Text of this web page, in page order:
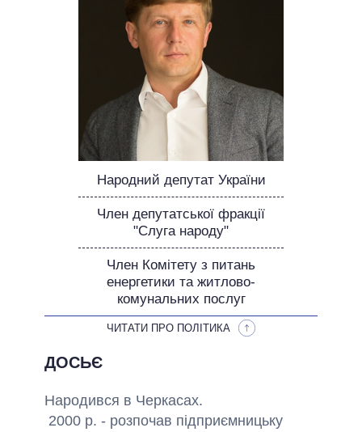
ОБІЦЯНКИ У ПРОЦЕСІ
ВСІ ОБІЦЯНКИ
АРХІВНІ ОБІЦЯНКИ
Народний депутат України
Член депутатської фракції
"Слуга народу"
Член Комітету з питань
енергетики та житлово-
комунальних послуг
ЧИТАТИ ПРО ПОЛІТИКА
ДОСЬЄ
Народився в Черкасах.
2000 р. - розпочав підприємницьку